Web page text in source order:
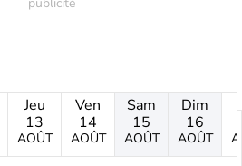
Jeu
13
AOÛT
Ven
14
AOÛT
Sam
15
AOÛT
Dim
16
AOÛT